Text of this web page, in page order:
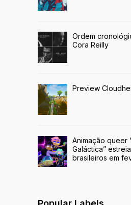
Ordem
Cora Reilly
Preview
Animação queer
Galáctica”
brasileiros em